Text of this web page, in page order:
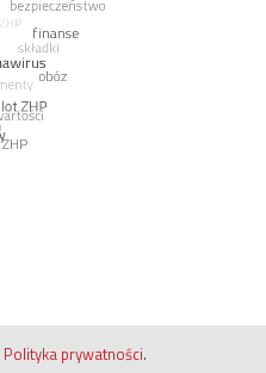
Polityka prywatności.